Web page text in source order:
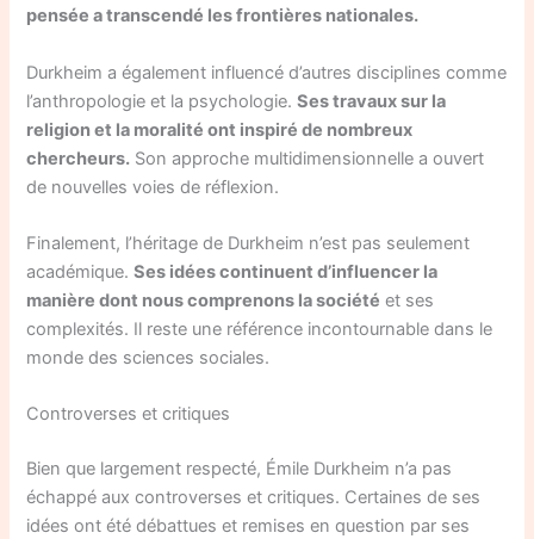
pensée a transcendé les frontières nationales.
Durkheim a également influencé d’autres disciplines comme
l’anthropologie et la psychologie.Ses travaux sur la
religion et la moralité ont inspiré de nombreux
chercheurs. Son approche multidimensionnelle a ouvert
de nouvelles voies de réflexion.
Finalement, l’héritage de Durkheim n’est pas seulement
académique.Ses idées continuent d’influencer la
manière dont nous comprenons la société et ses
complexités. Il reste une référence incontournable dans le
monde des sciences sociales.
Controverses et critiques
Bien que largement respecté, Émile Durkheim n’a pas
échappé aux controverses et critiques. Certaines de ses
idées ont été débattues et remises en question par ses